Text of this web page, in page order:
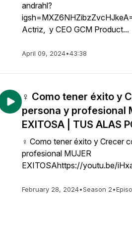
andrahl?
Actriz, y CEO GCM Product...
April 09, 2024•43:38
♀️ Como tener éxito y
persona y profesional
EXITOSA | TUS ALAS
♀️ Como tener éxito y Crecer
profesional MUJER
EXITOSAhttps://youtu.be/
February 28, 2024•Season 2•